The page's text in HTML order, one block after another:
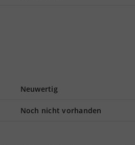
Neuwertig
Noch nicht vorhanden